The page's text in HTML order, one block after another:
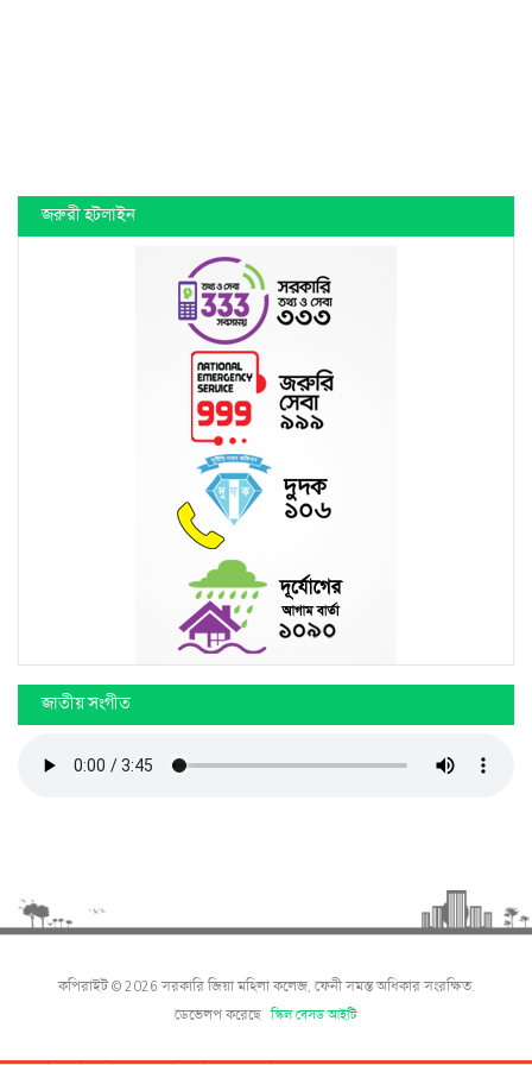
জরুরী হটলাইন
জাতীয় সংগীত
কপিরাইট © 2026 সরকারি জিয়া মহিলা কলেজ, ফেনী সমস্ত অধিকার সংরক্ষিত.
ডেভেলপ করেছে স্কিল বেসড আইটি